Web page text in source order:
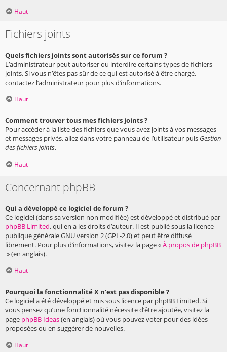
Haut
Fichiers joints
Quels fichiers joints sont autorisés sur ce forum ?
L’administrateur peut autoriser ou interdire certains types de fichiers
joints. Si vous n’êtes pas sûr de ce qui est autorisé à être chargé,
contactez l’administrateur pour plus d’informations.
Haut
Comment trouver tous mes fichiers joints ?
Pour accéder à la liste des fichiers que vous avez joints à vos messages
et messages privés, allez dans votre panneau de l’utilisateur puis Gestion
des fichiers joints.
Haut
Concernant phpBB
Qui a développé ce logiciel de forum ?
Ce logiciel (dans sa version non modifiée) est développé et distribué par
phpBB Limited, qui en a les droits d’auteur. Il est publié sous la licence
publique générale GNU version 2 (GPL-2.0) et peut être diffusé
librement. Pour plus d’informations, visitez la page «À propos de phpBB
» (en anglais).
Haut
Pourquoi la fonctionnalité X n’est pas disponible ?
Ce logiciel a été développé et mis sous licence par phpBB Limited. Si
vous pensez qu’une fonctionnalité nécessite d’être ajoutée, visitez la
page phpBB Ideas(en anglais) où vous pouvez voter pour des idées
proposées ou en suggérer de nouvelles.
Haut